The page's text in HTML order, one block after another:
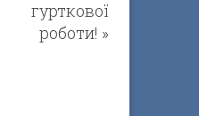
гурткової
роботи! »